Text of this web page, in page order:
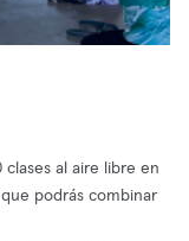
clases al aire libre en
podrás combinar